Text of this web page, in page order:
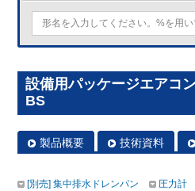
設備用パッケージエアコ
BS
製品概要 技術資料
[別売] 集中排水ドレンパン 圧力計